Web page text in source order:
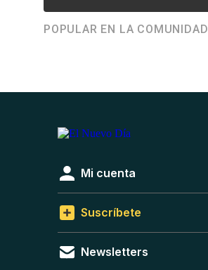
POPULAR EN LA COMUNIDAD
Mi cuenta
Suscríbete
Newsletters